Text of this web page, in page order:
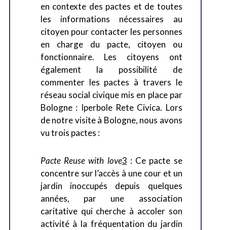
en contexte des pactes et de toutes
les informations nécessaires au
citoyen pour contacter les personnes
en charge du pacte, citoyen ou
fonctionnaire. Les citoyens ont
également la possibilité de
commenter les pactes à travers le
réseau social civique mis en place par
Bologne : Iperbole Rete Civica. Lors
de notre visite à Bologne, nous avons
vu trois pactes :
Pacte Reuse with love3 : Ce pacte se
concentre sur l’accès à une cour et un
jardin inoccupés depuis quelques
années, par une association
caritative qui cherche à accoler son
activité à la fréquentation du jardin